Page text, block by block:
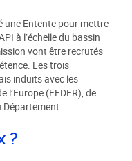
Entente pour mettre
à l’échelle du bassin
vont être recrutés
Les trois
induits avec les
(FEDER), de
Département.
?